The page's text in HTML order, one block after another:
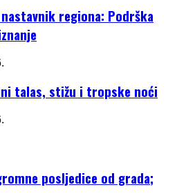
regiona: Podrška
talas, stižu i tropske noći
posljedice od grada;